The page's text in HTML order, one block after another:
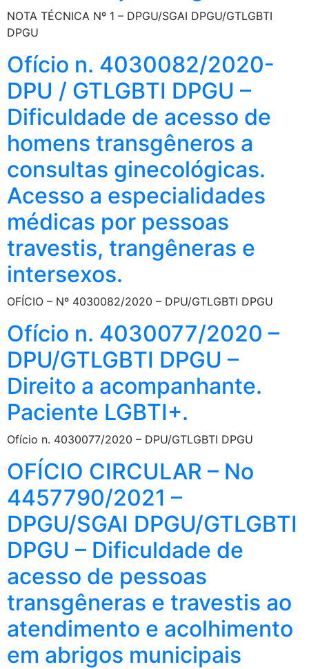
NOTA TÉCNICA Nº 1 – DPGU/SGAI DPGU/GTLGBTI
DPGU
Ofício n. 4030082/2020-
DPU / GTLGBTI DPGU –
Dificuldade de acesso de
homens transgêneros a
consultas ginecológicas.
Acesso a especialidades
médicas por pessoas
travestis, trangêneras e
intersexos.
OFÍCIO – Nº 4030082/2020 – DPU/GTLGBTI DPGU
Ofício n. 4030077/2020 –
DPU/GTLGBTI DPGU –
Direito a acompanhante.
Paciente LGBTI+.
Ofício n. 4030077/2020 – DPU/GTLGBTI DPGU
OFÍCIO CIRCULAR – No
4457790/2021 –
DPGU/SGAI DPGU/GTLGBTI
DPGU – Dificuldade de
acesso de pessoas
transgêneras e travestis ao
atendimento e acolhimento
em abrigos municipais